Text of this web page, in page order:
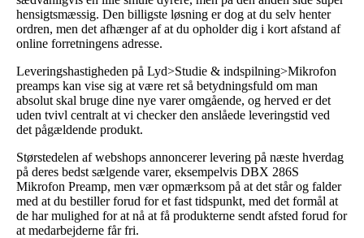
hensigtsmæssig. Den billigste løsning er dog at du selv henter
ordren, men det afhænger af at du opholder dig i kort afstand af
online forretningens adresse.
Leveringshastigheden på Lyd>Studie & indspilning>Mikrofon
preamps kan vise sig at være ret så betydningsfuld om man
absolut skal bruge dine nye varer omgående, og herved er det
uden tvivl centralt at vi checker den anslåede leveringstid ved
det pågældende produkt.
Størstedelen af webshops annoncerer levering på næste hverdag
på deres bedst sælgende varer, eksempelvis DBX 286S
Mikrofon Preamp, men vær opmærksom på at det står og falder
med at du bestiller forud for et fast tidspunkt, med det formål at
de har mulighed for at nå at få produkterne sendt afsted forud for
at medarbejderne får fri.